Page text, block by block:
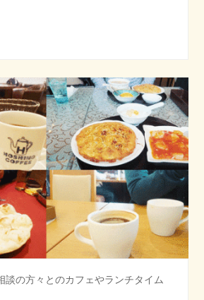
談の方々とのカフェやランチタイム